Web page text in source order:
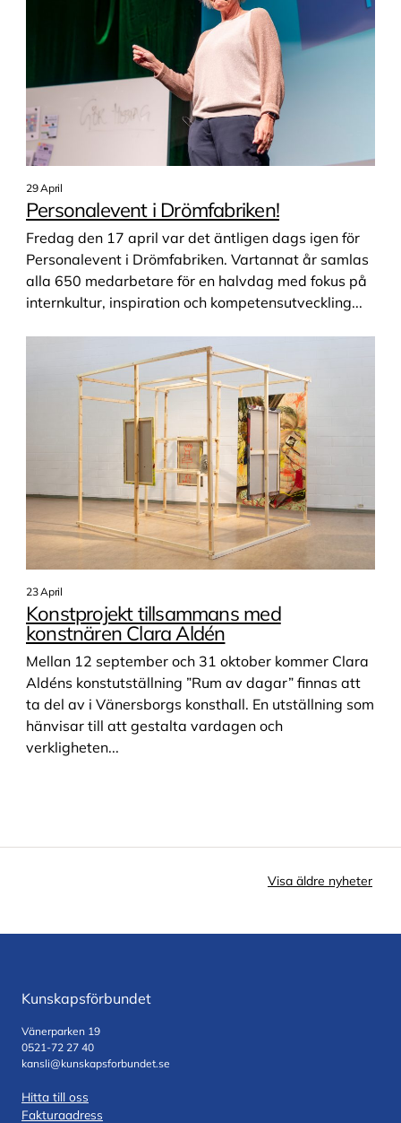
Frisör
Gymnasiala ämnen
Hotellmedarbetare
Lager och logistik | Lärling
Målare
Produktion och maskindrift
Restaurang- och måltidsbiträde med språkstöd
Restaurang| Validering
Sammanhållen utbildning | Gymnasial nivå
Svets
Trädgård
Trädgård | Lärling
Väktare
Validering | Barn och fritid
Validering | Vård och omsorg
Vård och omsorg - Undersköterska | Flex
Vård och omsorg - undersköterska | Språkstöd
Vård och omsorg | Undersköterska
Eftergymnasial utbildning
YH I Specialistundersköterska inom akutsjukvård
YH | Filmarbetarutbildningen - mask
YH | Filmarbetarutbildningen – ljud, ljus, kamera
YH | Filmarbetarutbildningen – samordnande teamfunktioner
YH | Filmarbetarutbildningen – scenografi, kostym
YH I Säkerhetssamordnare
YH I Specialistundersköterska – multisjuklighet & palliativ
Prövning för betyg
29 April
Personalevent i Drömfabriken!
Fredag den 17 april var det äntligen dags igen för
Personalevent i Drömfabriken. Vartannat år samlas
alla 650 medarbetare för en halvdag med fokus på
internkultur, inspiration och kompetensutveckling...
23 April
Konstprojekt tillsammans med
konstnären Clara Aldén
Mellan 12 september och 31 oktober kommer Clara
Aldéns konstutställning ”Rum av dagar” finnas att
ta del av i Vänersborgs konsthall. En utställning som
hänvisar till att gestalta vardagen och
verkligheten...
Visa äldre nyheter
Kunskapsförbundet
Vänerparken 19
0521-72 27 40
kansli@kunskapsforbundet.se
Hitta till oss
Fakturaadress